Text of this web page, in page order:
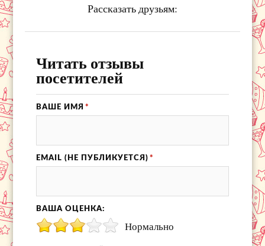
Рассказать друзьям:
Читать отзывы
посетителей
ВАШЕ ИМЯ *
EMAIL (НЕ ПУБЛИКУЕТСЯ) *
ВАША ОЦЕНКА:
Нормально